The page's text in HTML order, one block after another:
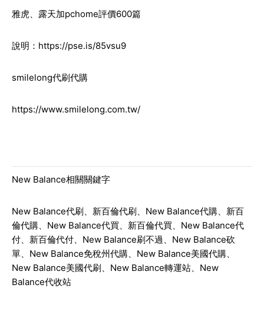
雅虎、露天加pchome評價600篇
說明： https://pse.is/85vsu9
smilelong代刷代購
https://www.smilelong.com.tw/
New Balance相關關鍵字
New Balance代刷、新百倫代刷、New Balance代購、新百
倫代購、New Balance代買、新百倫代買、New Balance代
付、新百倫代付、New Balance刷不過、New Balance砍
單、New Balance免稅州代購、New Balance美國代購、
New Balance美國代刷、New Balance轉運站、New
Balance代收站